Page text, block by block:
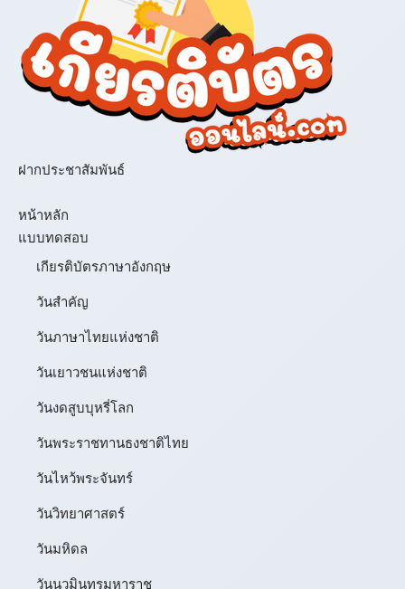
ฝากประชาสัมพันธ์
หน้าหลัก
แบบทดสอบ
เกียรติบัตรภาษาอังกฤษ
วันสำคัญ
วันภาษาไทยแห่งชาติ
วันเยาวชนแห่งชาติ
วันงดสูบบุหรี่โลก
วันพระราชทานธงชาติไทย
วันไหว้พระจันทร์​
วันวิทยาศาสตร์
วันมหิดล
วันนวมินทรมหาราช